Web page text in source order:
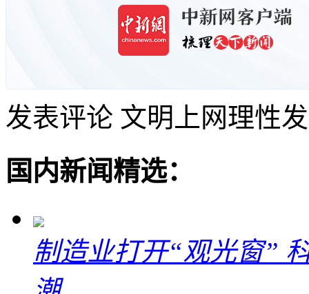
发表评论 文明上网理性
国内新闻精选：
制造业打开“观光窗”